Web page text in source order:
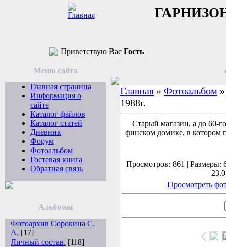
Приветствую Вас Гость
Меню сайта
Главная страница
Информация о
сайте
Каталог файлов
Каталог статей
Дневник
Форум
Фотоальбом
Гостевая книга
Обратная связь
Альбомы
Фотоархив Сорокина С.
А. [17]
Личный состав. [118]
Главная » Фотоальбом
1988г.
Старый магазин, а до 60-
финском домике, в котором
Просмотров: 861 | Размеры:
Просмотреть